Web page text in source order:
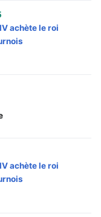
achète le roi
achète le roi